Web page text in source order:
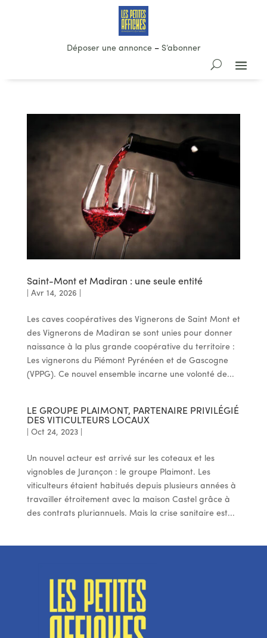
Déposer une annonce– S’abonner
Saint-Mont et Madiran : une seule entité
Avr 14, 2026
Les caves coopératives des Vignerons de Saint Mont et
des Vignerons de Madiran se sont unies pour donner
naissance à la plus grande coopérative du territoire :
Les vignerons du Piémont Pyrénéen et de Gascogne
(VPPG). Ce nouvel ensemble incarne une volonté de...
LE GROUPE PLAIMONT, PARTENAIRE PRIVILÉGIÉ
DES VITICULTEURS LOCAUX
Oct 24, 2023|
Un nouvel acteur est arrivé sur les coteaux et les
vignobles de Jurançon : le groupe Plaimont. Les
viticulteurs étaient habitués depuis plusieurs années à
travailler étroitement avec la maison Castel grâce à
des contrats pluriannuels. Mais la crise sanitaire est...